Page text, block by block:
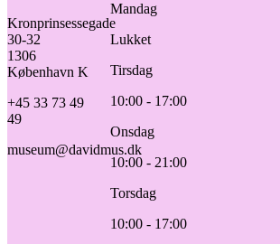
Kronprinsessegade
30-32
1306
København K
+45 33 73 49
49
museum@davidmus.dk
Mandag
Lukket
Tirsdag
10:00 - 17:00
Onsdag
10:00 - 21:00
Torsdag
10:00 - 17:00